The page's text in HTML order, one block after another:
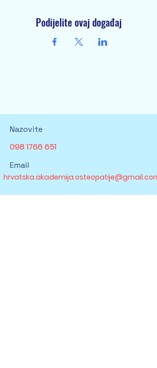
Podijelite ovaj događaj
Nazovite
098 1766 651
Email
hrvatska.akademija.osteopatije@gmail.com